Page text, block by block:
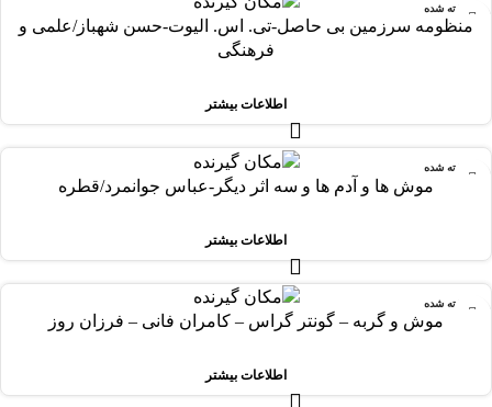
فروخته شده
منظومه سرزمین بی حاصل-تی. اس. الیوت-حسن شهباز/علمی و
فرهنگی
اطلاعات بیشتر
فروخته شده
موش ها و آدم ها و سه اثر دیگر-عباس جوانمرد/قطره
اطلاعات بیشتر
فروخته شده
موش و گربه – گونتر گراس – کامران فانی – فرزان روز
اطلاعات بیشتر